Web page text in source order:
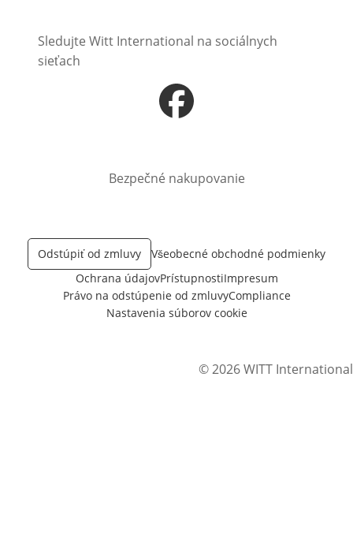
Sledujte Witt International na sociálnych
sieťach
Otvorí sa vnovom okne
Bezpečné nakupovanie
Odstúpiť od zmluvy
Všeobecné obchodné podmienky
Ochrana údajovPrístupnostiImpresum
Právo na odstúpenie od zmluvyCompliance
Nastavenia súborov cookie
© 2026 WITT International